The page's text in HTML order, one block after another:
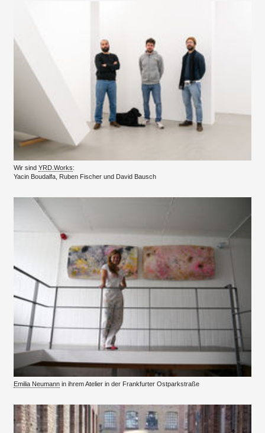
Wir sind YRD.Works:
Yacin Boudalfa, Ruben Fischer und David Bausch
Emilia Neumann in ihrem Atelier in der Frankfurter Ostparkstraße